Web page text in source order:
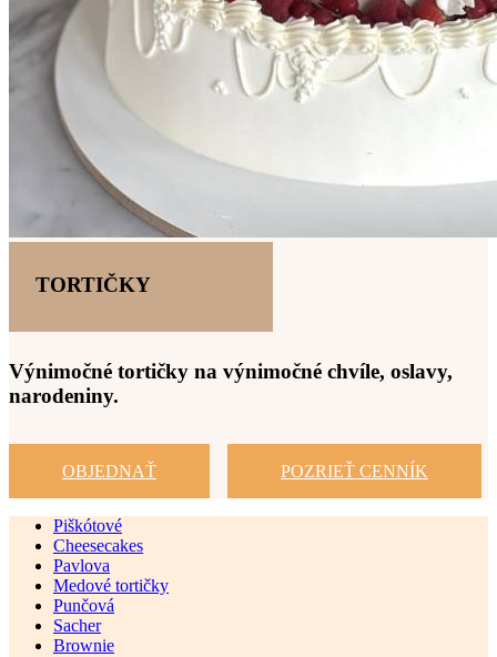
TORTIČKY
Výnimočné tortičky na výnimočné chvíle, oslavy,
narodeniny.
OBJEDNAŤ POZRIEŤ CENNÍK
Piškótové
Cheesecakes
Pavlova
Medové tortičky
Punčová
Sacher
Brownie